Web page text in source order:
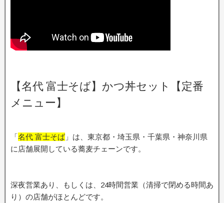
【名代 富士そば】かつ丼セット【定番
メニュー】
「名代 富士そば」は、東京都・埼玉県・千葉県・神奈川県
に店舗展開している蕎麦チェーンです。
深夜営業あり、もしくは、24時間営業（清掃で閉める時間あ
り）の店舗がほとんどです。